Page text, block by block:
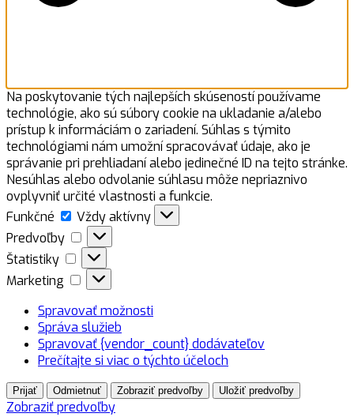
Na poskytovanie tých najlepších skúseností používame
technológie, ako sú súbory cookie na ukladanie a/alebo
prístup k informáciám o zariadení. Súhlas s týmito
technológiami nám umožní spracovávať údaje, ako je
správanie pri prehliadaní alebo jedinečné ID na tejto stránke.
Nesúhlas alebo odvolanie súhlasu môže nepriaznivo
ovplyvniť určité vlastnosti a funkcie.
Funkčné
Funkčné
Vždy aktívny
Predvoľby
Predvoľby
Štatistiky
Štatistiky
Marketing
Marketing
Spravovať možnosti
Správa služieb
Spravovať {vendor_count} dodávateľov
Prečítajte si viac o týchto účeloch
Prijať Odmietnuť Zobraziť predvoľby Uložiť predvoľby
Zobraziť predvoľby